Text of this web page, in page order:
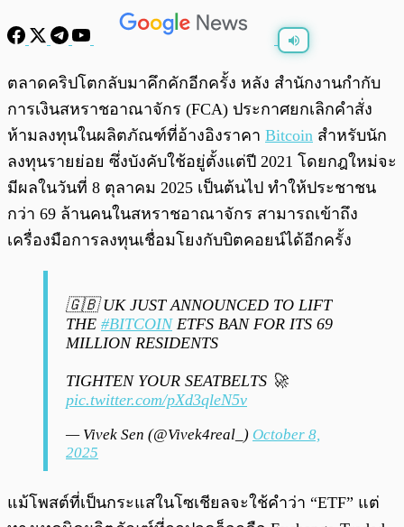
พร้อมเล่น 0:00
ตลาดคริปโตกลับมาคึกคักอีกครั้ง หลัง สำนักงานกำกับ
การเงินสหราชอาณาจักร (FCA) ประกาศยกเลิกคำสั่ง
ห้ามลงทุนในผลิตภัณฑ์ที่อ้างอิงราคา Bitcoin สำหรับนัก
ลงทุนรายย่อย ซึ่งบังคับใช้อยู่ตั้งแต่ปี 2021 โดยกฎใหม่จะ
มีผลในวันที่ 8 ตุลาคม 2025 เป็นต้นไป ทำให้ประชาชน
กว่า 69 ล้านคนในสหราชอาณาจักร สามารถเข้าถึง
เครื่องมือการลงทุนเชื่อมโยงกับบิตคอยน์ได้อีกครั้ง
🇬🇧 UK JUST ANNOUNCED TO LIFT
THE #BITCOINETFS BAN FOR ITS 69
MILLION RESIDENTS
TIGHTEN YOUR SEATBELTS 🚀
pic.twitter.com/pXd3qleN5v
— Vivek Sen (@Vivek4real_) October 8,
2025
แม้โพสต์ที่เป็นกระแสในโซเชียลจะใช้คำว่า “ETF” แต่